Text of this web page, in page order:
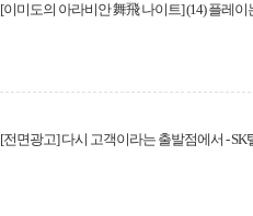
[이미도의 아라비안 舞飛 나이트] (14) 플레이
[전면광고] 다시 고객이라는 출발점에서 - SK